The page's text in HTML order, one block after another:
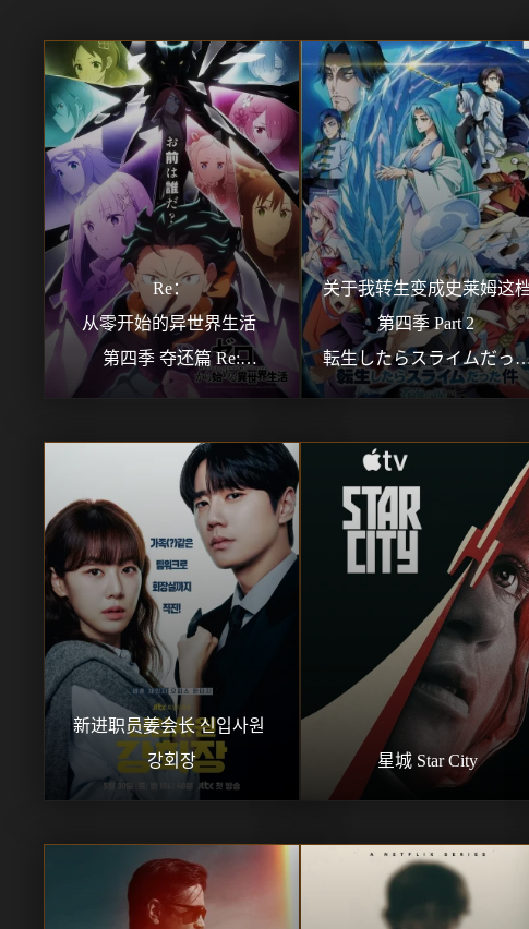
Re：
从零开始的异世界生活
第四季 夺还篇 Re:
ゼロから始める異世界生活
关于我转生变成史莱姆这
第四季 Part 2
転生したらスライムだった
第4期 Part 2
新进职员姜会长 신입사원
강회장
星城 Star City